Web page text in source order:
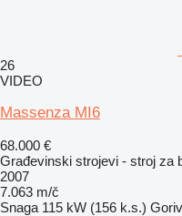
26
VIDEO
Massenza MI6
68.000 €
Građevinski strojevi - stroj za
2007
7.063 m/č
Snaga 115 kW (156 k.s.)